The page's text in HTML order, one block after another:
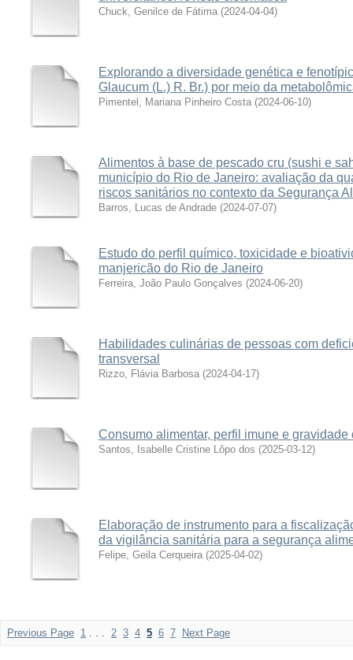
Chuck, Genilce de Fátima (2024-04-04)
Explorando a diversidade genética e
Glaucum (L.) R. Br.) por meio da
Pimentel, Mariana Pinheiro Costa (2024-06-10)
Alimentos à base de pescado cru (sushi e
município do Rio de Janeiro: avaliação da
riscos sanitários no contexto da Segurança
Barros, Lucas de Andrade (2024-07-07)
Estudo do perfil químico, toxicidade e
manjericão do Rio de Janeiro
Ferreira, João Paulo Gonçalves (2024-06-20)
Habilidades culinárias de pessoas com
transversal
Rizzo, Flávia Barbosa (2024-04-17)
Consumo alimentar, perfil imune e
Santos, Isabelle Cristine Lôpo dos (2025-03-12)
Elaboração de instrumento para a
da vigilância sanitária para a segurança
Felipe, Geila Cerqueira (2025-04-02)
Previous Page 1 . . . 2 3 4 5 6 7 Next Page